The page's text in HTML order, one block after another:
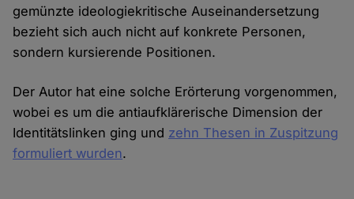
gemünzte ideologiekritische Auseinandersetzung
bezieht sich auch nicht auf konkrete Personen,
sondern kursierende Positionen.
Der Autor hat eine solche Erörterung vorgenommen,
wobei es um die antiaufklärerische Dimension der
Identitätslinken ging und zehn Thesen in Zuspitzung
formuliert wurden.